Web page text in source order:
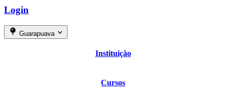
Login
Guarapuava
Instituição
Cursos